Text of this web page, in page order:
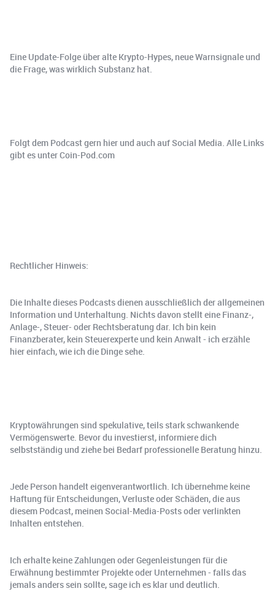
Eine Update-Folge über alte Krypto-Hypes, neue Warnsignale und
die Frage, was wirklich Substanz hat.
Folgt dem Podcast gern hier und auch auf Social Media. Alle Links
gibt es unter Coin-Pod.com
Rechtlicher Hinweis:
Die Inhalte dieses Podcasts dienen ausschließlich der allgemeinen
Information und Unterhaltung. Nichts davon stellt eine Finanz-,
Anlage-, Steuer- oder Rechtsberatung dar. Ich bin kein
Finanzberater, kein Steuerexperte und kein Anwalt - ich erzähle
hier einfach, wie ich die Dinge sehe.
Kryptowährungen sind spekulative, teils stark schwankende
Vermögenswerte. Bevor du investierst, informiere dich
selbstständig und ziehe bei Bedarf professionelle Beratung hinzu.
Jede Person handelt eigenverantwortlich. Ich übernehme keine
Haftung für Entscheidungen, Verluste oder Schäden, die aus
diesem Podcast, meinen Social-Media-Posts oder verlinkten
Inhalten entstehen.
Ich erhalte keine Zahlungen oder Gegenleistungen für die
Erwähnung bestimmter Projekte oder Unternehmen - falls das
jemals anders sein sollte, sage ich es klar und deutlich.